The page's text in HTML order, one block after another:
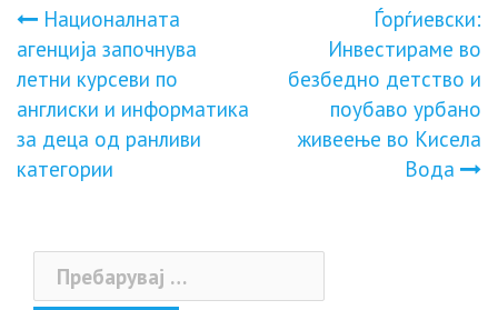
Навигација
на
напис
Националната
агенција започнува
летни курсеви по
англиски и информатика
за деца од ранливи
категории
Ѓорѓиевски:
Инвестираме во
безбедно детство и
поубаво урбано
живеење во Кисела
Вода
Пребарувај
за: